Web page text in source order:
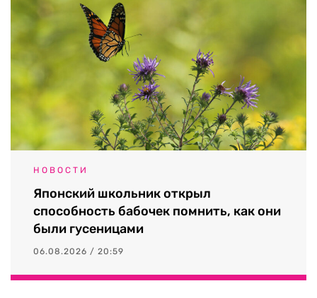
НОВОСТИ
Японский школьник открыл
способность бабочек помнить, как они
были гусеницами
06.08.2026 / 20:59